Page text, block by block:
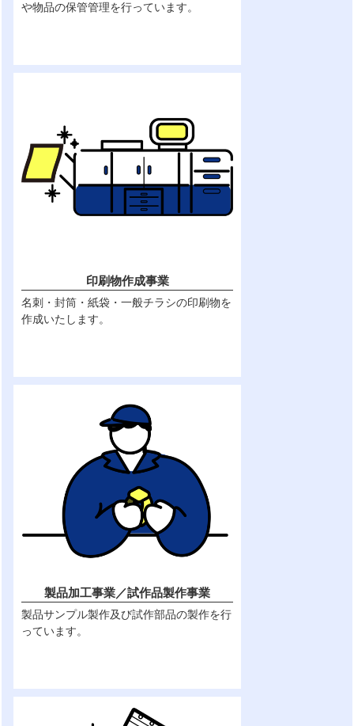
や物品の保管管理を行っています。
印刷物作成事業
名刺・封筒・紙袋・一般チラシの印刷物を
作成いたします。
製品加工事業／試作品製作事業
製品サンプル製作及び試作部品の製作を行
っています。